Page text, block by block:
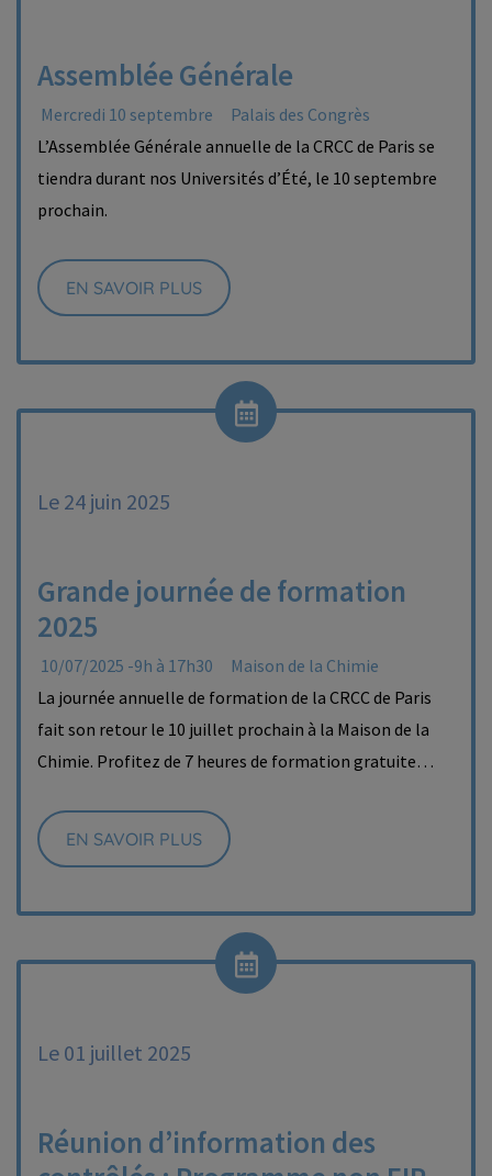
Assemblée Générale
Mercredi 10 septembre
Palais des Congrès
L’Assemblée Générale annuelle de la CRCC de Paris se
tiendra durant nos Universités d’Été, le 10 septembre
prochain.
EN SAVOIR PLUS
Le 24 juin 2025
Grande journée de formation
2025
10/07/2025 -9h à 17h30
Maison de la Chimie
La journée annuelle de formation de la CRCC de Paris
fait son retour le 10 juillet prochain à la Maison de la
Chimie. Profitez de 7 heures de formation gratuite…
EN SAVOIR PLUS
Le 01 juillet 2025
Réunion d’information des